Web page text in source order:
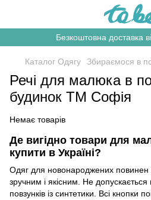
Безкоштовна доставка
Каталог Одягу Збираємося в
Речі для малюка в
будинок ТМ Софія
Немає товарів
Де вигідно товари для
купити в Україні?
Одяг для новонароджених
зручним і якісним. Не
повзунків із синтетики. Всі кнопки